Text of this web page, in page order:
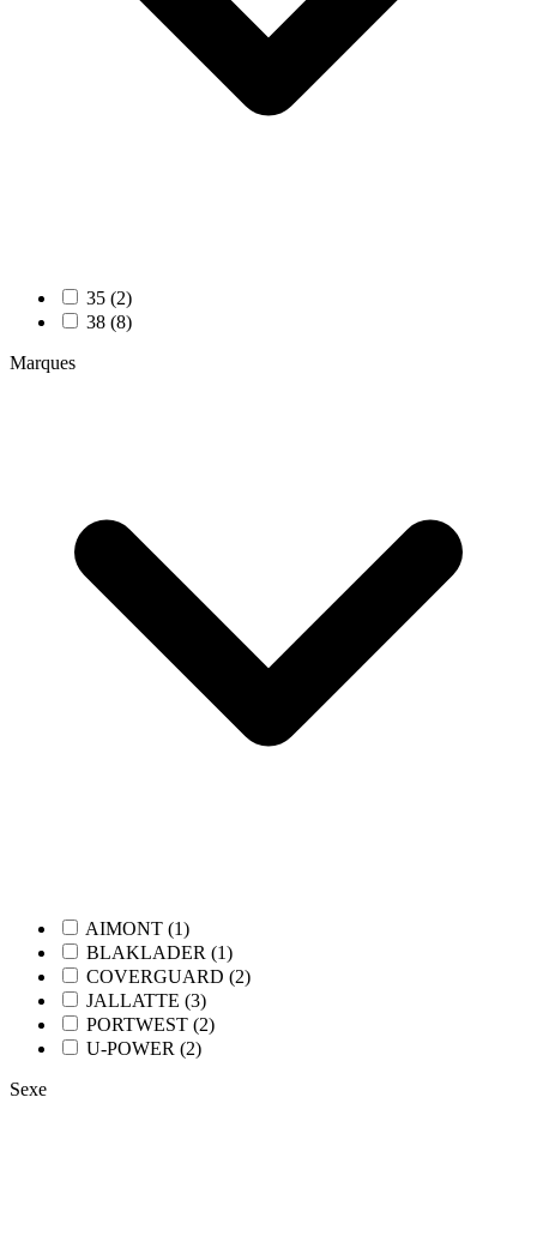
35 (2)
38 (8)
Marques
AIMONT (1)
BLAKLADER (1)
COVERGUARD (2)
JALLATTE (3)
PORTWEST (2)
U-POWER (2)
Sexe